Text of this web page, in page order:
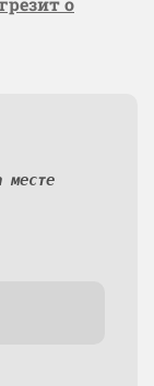
месте